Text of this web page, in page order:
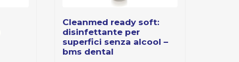
cleanmed ready soft:
disinfettante per
superfici senza alcool –
bms dental